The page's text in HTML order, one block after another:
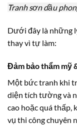
Tranh sơn dầu
Dưới đây là những
thay vì tự làm:
Đảm bảo thẩm mỹ
Một bức tranh khi
diện tích tường và
cao hoặc quá thấp,
vụ thi công chuyên